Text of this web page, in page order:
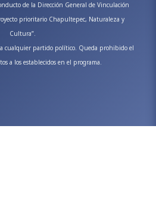
de la Dirección General de Vinculación
prioritario Chapultepec, Naturaleza y
Cultura”.
cualquier partido político. Queda prohibido el
a los establecidos en el programa.